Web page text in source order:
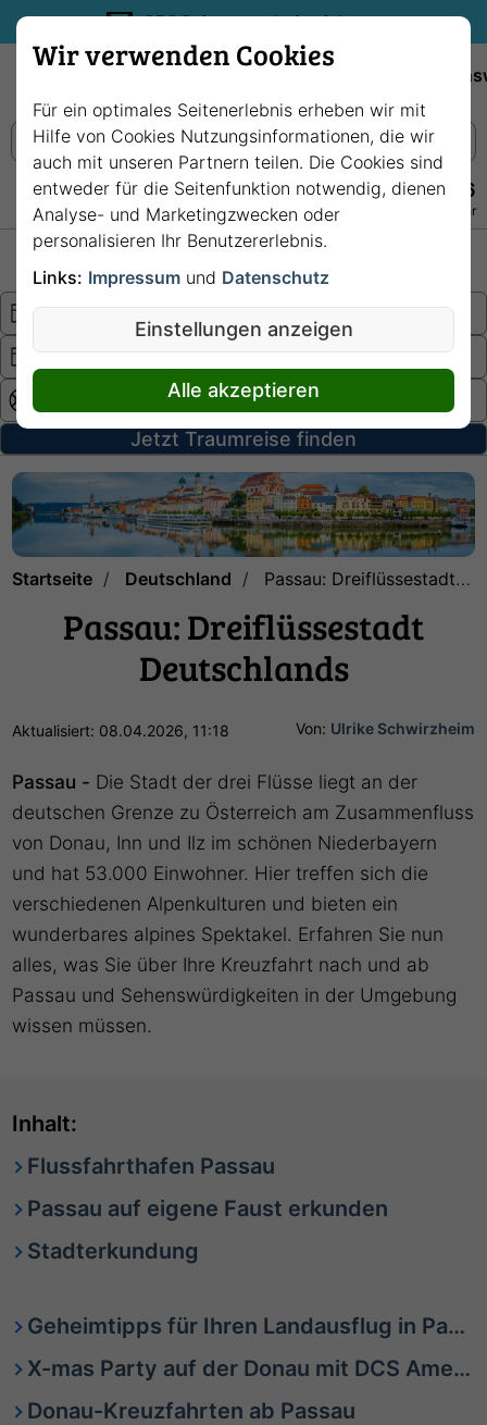
35€ Reisegutschein sichern.
+49 228 3875 7256
Persönlich · Kostenlos · Täglich 08–22 Uhr
Jetzt Traumreise finden
Startseite Deutschland Passau: Dreiflüssestadt Deutschlands
Passau: Dreiflüssestadt
Deutschlands
Von: Ulrike Schwirzheim
Aktualisiert: 08.04.2026, 11:18
Passau - Die Stadt der drei Flüsse liegt an der
deutschen Grenze zu Österreich am Zusammenfluss
von Donau, Inn und Ilz im schönen Niederbayern
und hat 53.000 Einwohner. Hier treffen sich die
verschiedenen Alpenkulturen und bieten ein
wunderbares alpines Spektakel. Erfahren Sie nun
alles, was Sie über Ihre Kreuzfahrt nach und ab
Passau und Sehenswürdigkeiten in der Umgebung
wissen müssen.
Inhalt:
Flussfahrthafen Passau
Passau auf eigene Faust erkunden
Stadterkundung
Geheimtipps für Ihren Landausflug in Passau
X-mas Party auf der Donau mit DCS Amethyst 1
Donau-Kreuzfahrten ab Passau
Wir verwenden Cookies
Für ein optimales Seitenerlebnis erheben wir mit
Hilfe von Cookies Nutzungsinformationen, die wir
auch mit unseren Partnern teilen. Die Cookies sind
entweder für die Seitenfunktion notwendig, dienen
Analyse- und Marketingzwecken oder
personalisieren Ihr Benutzererlebnis.
Links: Impressum und Datenschutz
Einstellungen anzeigen
Alle akzeptieren